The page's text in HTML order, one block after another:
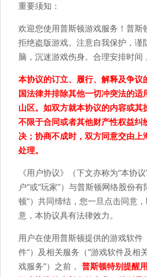
重要须知：
欢迎您使用普斯顿游戏服务！普斯
拒绝盗版游戏。注意自我保护，谨
脑，沉迷游戏伤身。合理安排时间
本协议的订立、履行、解释及争议
国法律并排除其他一切冲突法的
山区。如双方就本协议的内容或其
不限于合同或者其他财产性权益纠
决；协商不成时，双方同意交由
处理。
《用户协议》（下文亦称为“本协
户”或“玩家”）与普斯顿网络股份
顿”）共同缔结，您一旦点击同意
意，本协议具有法律效力。
用户在使用普斯顿提供的游戏软件
件”）及相关服务（“游戏软件及相
戏服务”）之前， 普斯顿特别提醒